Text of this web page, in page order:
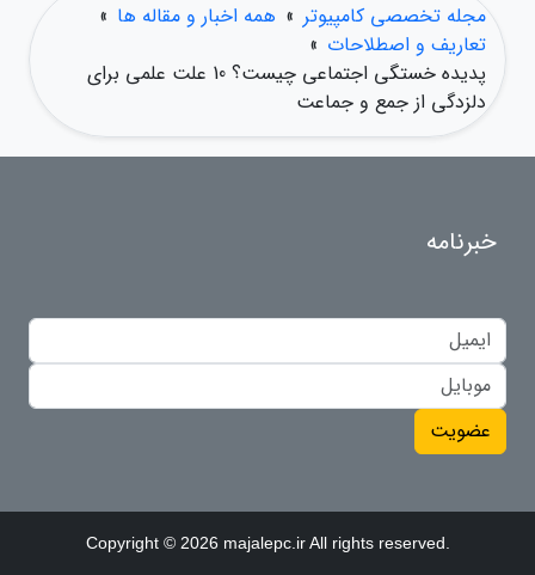
مجله تخصصی کامپیوتر » همه اخبار و مقاله ها »
تعاریف و اصطلاحات »
پدیده خستگی اجتماعی چیست؟ 10 علت علمی برای
دلزدگی از جمع و جماعت
خبرنامه
عضویت
Copyright © 2026 majalepc.ir All rights reserved.